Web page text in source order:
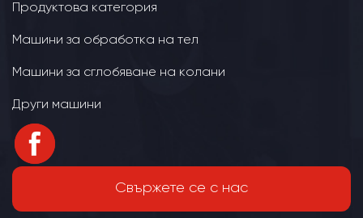
Продуктова категория
Машини за обработка на тел
Машини за сглобяване на колани
Други машини
Свържете се с нас